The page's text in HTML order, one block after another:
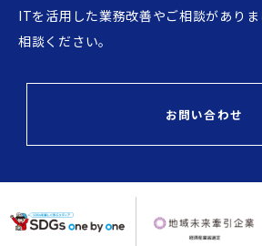
ITを活用した業務改善やご相談があり
相談ください。
お問い合わせ